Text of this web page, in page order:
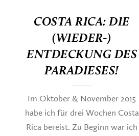
COSTA RICA: DIE
(WIEDER-)
ENTDECKUNG DES
PARADIESES!
Im Oktober & November 2015
habe ich für drei Wochen Costa
Rica bereist. Zu Beginn war ich